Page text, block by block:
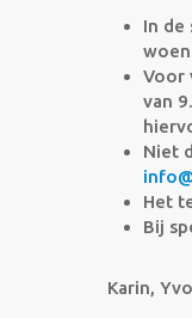
In de
Voor
van
Niet
Het
Bij
Karin,